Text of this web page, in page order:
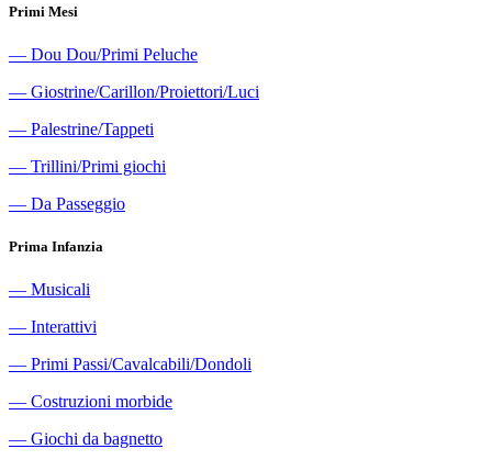
Primi Mesi
― Dou Dou/Primi Peluche
― Giostrine/Carillon/Proiettori/Luci
― Palestrine/Tappeti
― Trillini/Primi giochi
― Da Passeggio
Prima Infanzia
― Musicali
― Interattivi
― Primi Passi/Cavalcabili/Dondoli
― Costruzioni morbide
― Giochi da bagnetto